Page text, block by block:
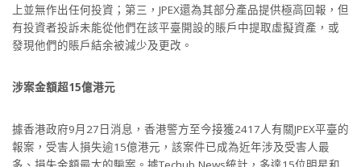
上並無作出任何投資；第三，JPEX還為其部分產品提供極高回報，但
有投資者投訴未能從他們在該平臺開設的賬戶中提取虛擬資產，或
發現他們的賬戶結余被減少及更改。
涉案金額超15億港元
據香港政府9月27日消息，香港警方至今接獲2417人有關JPEX平臺的
報案，受害人損失逾15億港元，該案件已成為近年涉及受害人最